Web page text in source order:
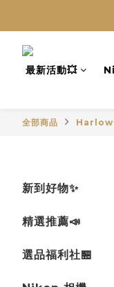
最新活動💥
全部商品
新到好物✨
精選推薦📣
選品福利社🏪